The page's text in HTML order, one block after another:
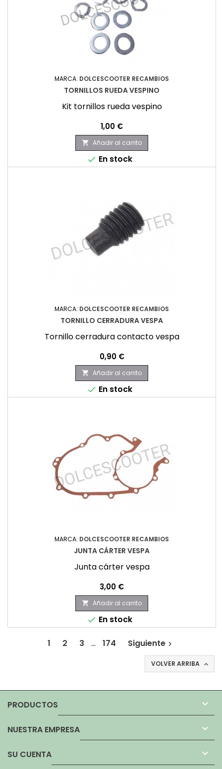
MARCA: DOLCESCOOTER RECAMBIOS
TORNILLOS RUEDA VESPINO
Kit tornillos rueda vespino
Precio
1,00 €
 Añadir al carrito
 En stock
MARCA: DOLCESCOOTER RECAMBIOS
TORNILLO CERRADURA VESPA
Tornillo cerradura contacto vespa
Precio
0,90 €
 Añadir al carrito
 En stock
MARCA: DOLCESCOOTER RECAMBIOS
JUNTA CÁRTER VESPA
Junta cárter vespa
Precio
3,00 €
 Añadir al carrito
 En stock
1 2 3 … 174 Siguiente 
VOLVER ARRIBA 
PRODUCTOS 
NUESTRA EMPRESA 
SU CUENTA 